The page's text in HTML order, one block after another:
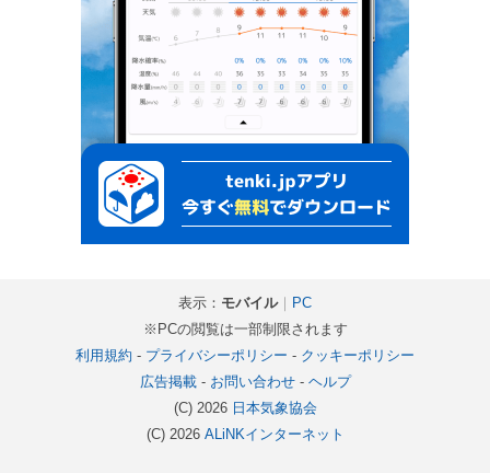
表示： モバイル｜
PC
※PCの閲覧は一部制限されます
利用規約 - プライバシーポリシー - クッキーポリシー
広告掲載- お問い合わせ- ヘルプ
(C) 2026 日本気象協会
(C) 2026 ALiNKインターネット